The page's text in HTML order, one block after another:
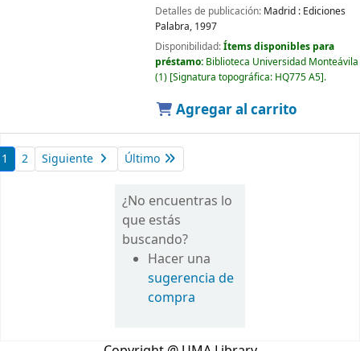
Detalles de publicación: Madrid : Ediciones
Palabra, 1997
Disponibilidad:Ítems disponibles para
préstamo: Biblioteca Universidad Monteávila
(1) Signatura topográfica: HQ775 A5 .
Agregar al carrito
1 2 Siguiente Último
¿No encuentras lo
que estás
buscando?
Hacer una
sugerencia de
compra